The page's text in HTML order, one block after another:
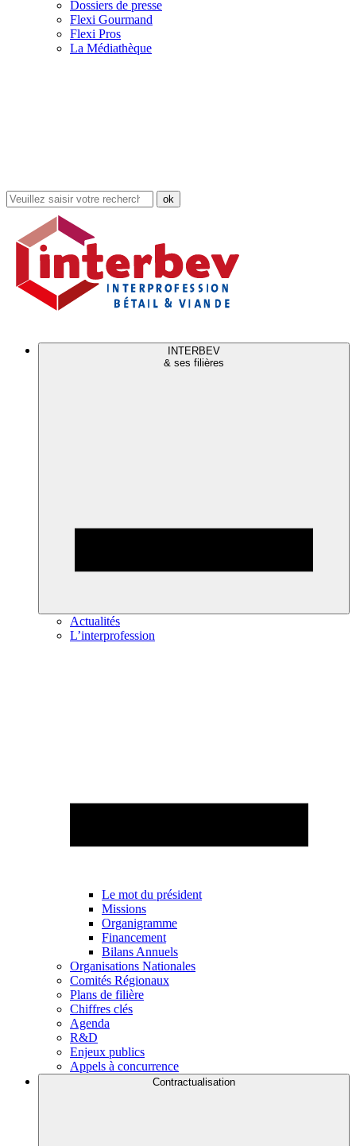
Dossiers de presse
Flexi Gourmand
Flexi Pros
La Médiathèque
Rechercher
dans
site
INTERBEV
& ses filières
Actualités
L’interprofession
Le mot du président
Missions
Organigramme
Financement
Bilans Annuels
Organisations Nationales
Comités Régionaux
Plans de filière
Chiffres clés
Agenda
R&D
Enjeux publics
Appels à concurrence
Contractualisation